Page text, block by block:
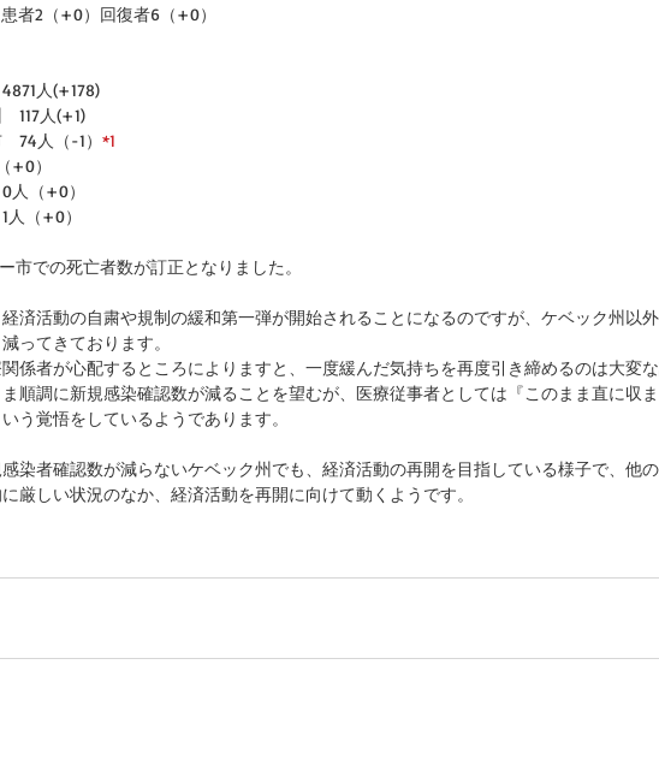
者2（+0）回復者6（+0）
人(+178)
117人(+1)
74人（-1） *1
+0）
人（+0）
人（+0）
市での死亡者数が訂正となりました。
済活動の自粛や規制の緩和第一弾が開始されることになるのですが、ケベック州以
ってきております。
関係者が心配するところによりますと、一度緩んだ気持ちを再度引き締めるのは大変
順調に新規感染確認数が減ることを望むが、医療従事者としては『このまま直に収ま
う覚悟をしているようであります。
染者確認数が減らないケベック州でも、経済活動の再開を目指している様子で、他
厳しい状況のなか、経済活動を再開に向けて動くようです。